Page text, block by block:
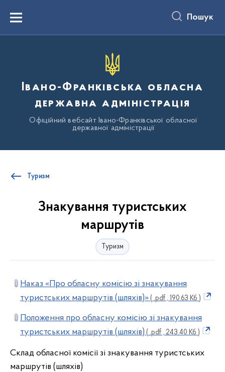
вмістуMenu Пошук
Івано-Франківська обласна
державна адміністрація
Офіційний вебсайт Івано-Франківської обласної
державної адміністрації
Туризм
Знакування туристських
маршрутів
Туризм
Наказ «Про обласну комісію зі знакування
туристських маршрутів (шляхів)» ( .pdf , 190.63 Кб )
Положення про обласну комісію зі знакування
туристських маршрутів (шляхів) ( .pdf , 243.40 Кб )
Склад обласної комісії зі знакування туристських
маршрутів (шляхів)